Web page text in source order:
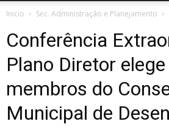
Inicio Sec. Administração e Planejamento
Conferência
Plano Diretor
membros do
Municipal de